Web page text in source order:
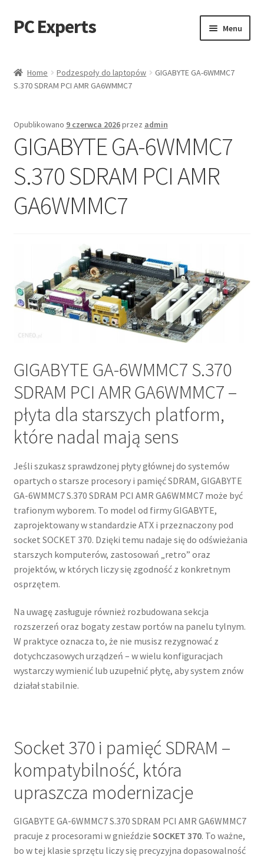
Przejdź
do
Przejdź
do
PC Experts Menu
Blog
Home Podzespoły do laptopów
GIGABYTE GA-6WMMC7
S.370 SDRAM PCI AMR GA6WMMC7
Opublikowano 9 czerwca 2026przez admin
GIGABYTE GA-6WMMC7
S.370 SDRAM PCI AMR
GA6WMMC7
GIGABYTE GA-6WMMC7 S.370
SDRAM PCI AMR GA6WMMC7 –
płyta dla starszych platform,
które nadal mają sens
Jeśli szukasz sprawdzonej płyty głównej do systemów
opartych o starsze procesory i pamięć SDRAM, GIGABYTE
GA-6WMMC7 S.370 SDRAM PCI AMR GA6WMMC7 może być
trafionym wyborem. To model od firmy GIGABYTE,
zaprojektowany w standardzie ATX i przeznaczony pod
socket SOCKET 370. Dzięki temu nadaje się do odświeżania
starszych komputerów, zastosowań „retro” oraz
projektów, w których liczy się zgodność z konkretnym
osprzętem.
Na uwagę zasługuje również rozbudowana sekcja
rozszerzeń oraz bogaty zestaw portów na panelu tylnym.
W praktyce oznacza to, że nie musisz rezygnować z
dotychczasowych urządzeń – w wielu konfiguracjach
wystarczy wymienić lub uzupełnić płytę, aby system znów
działał stabilnie.
Socket 370 i pamięć SDRAM –
kompatybilność, która
upraszcza modernizacje
GIGABYTE GA-6WMMC7 S.370 SDRAM PCI AMR GA6WMMC7
pracuje z procesorami w gnieździe SOCKET 370. To ważne,
bo w tej klasie sprzętu liczy się precyzyjna dopasowalność